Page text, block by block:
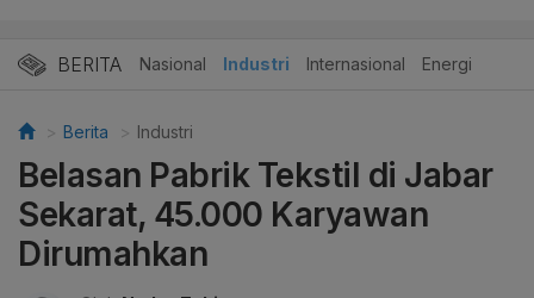
BERITA Nasional Industri Internasional Energi
Berita Industri
Belasan Pabrik Tekstil di Jabar
Sekarat, 45.000 Karyawan
Dirumahkan